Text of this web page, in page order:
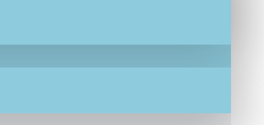
μεταλλικό σταυρό, σχεδιασμένα για να
τους καλεσμένους, που συνδυάζει συμβολισμό,
του μυστηρίου και δημιουργούν όμορφες
τους τα καθιστούν ιδανική επιλογή για